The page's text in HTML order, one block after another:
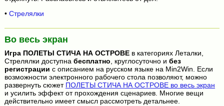
• Стрелялки
Во весь экран
Игра ПОЛЕТЫ СТИЧА НА ОСТРОВЕв категориях Леталки,
Стрелялки доступна бесплатно , круглосуточно и без
регистрации с описанием на русском языке на Min2Win. Если
возможности электронного рабочего стола позволяют, можно
развернуть сюжет ПОЛЕТЫ СТИЧА НА ОСТРОВЕ во весь экран
и усилить эффект от прохождения сценариев. Многие вещи
действительно имеет смысл рассмотреть детальнее.